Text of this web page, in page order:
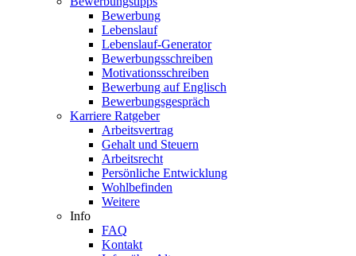
Bewerbung
Lebenslauf
Lebenslauf-Generator
Bewerbungsschreiben
Motivationsschreiben
Bewerbung auf Englisch
Bewerbungsgespräch
Karriere Ratgeber
Arbeitsvertrag
Gehalt und Steuern
Arbeitsrecht
Persönliche Entwicklung
Wohlbefinden
Weitere
Info
FAQ
Kontakt